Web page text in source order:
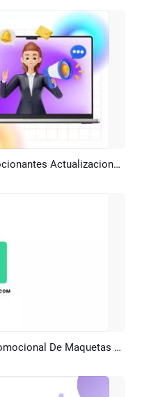
Crear IA Tech Circle Nuevo Producto Emocionantes Actualizaciones Teléfono Computadora Maqueta Promoción Comercial Demostración
Crear IA Presentación De Diapositivas Promocional De Maquetas De Aplicaciones De Tecnología Móvil Moderna